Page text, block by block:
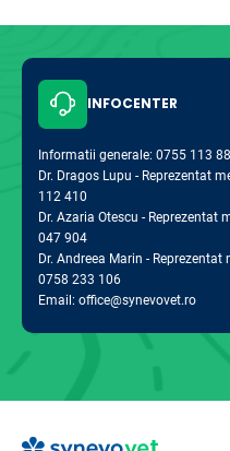
INFOCENTER
Informatii generale: 0755 113
Dr. Dragos Lupu - Reprezentat
112 410
Dr. Azaria Otescu - Reprezentat
047 904
Dr. Andreea Marin -
0758 233 106
Email: office@synevovet.ro